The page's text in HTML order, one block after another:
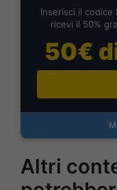
Inserisci il codice
ricevi il 50%
50€
Altri